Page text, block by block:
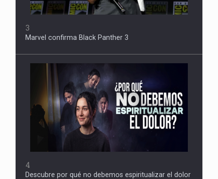
3
Marvel confirma Black Panther 3
4
Descubre por qué no debemos espiritualizar el dolor